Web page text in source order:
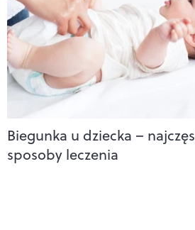
Biegunka u dziecka –
sposoby leczenia